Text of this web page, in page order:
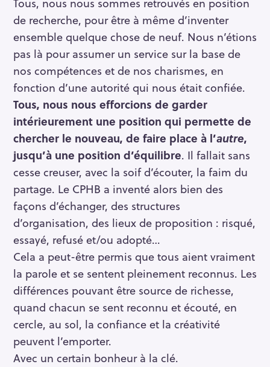
de recherche, pour être à même d’inventer
ensemble quelque chose de neuf. Nous n’étions
pas là pour assumer un service sur la base de
nos compétences et de nos charismes, en
fonction d’une autorité qui nous était confiée.
Tous, nous nous efforcions de garder
intérieurement une position qui permette de
chercher le nouveau, de faire place à l’autre,
jusqu’à une position d’équilibre. Il fallait sans
cesse creuser, avec la soif d’écouter, la faim du
partage. Le CPHB a inventé alors bien des
façons d’échanger, des structures
d’organisation, des lieux de proposition : risqué,
essayé, refusé et/ou adopté…
Cela a peut-être permis que tous aient vraiment
la parole et se sentent pleinement reconnus. Les
différences pouvant être source de richesse,
quand chacun se sent reconnu et écouté, en
cercle, au sol, la confiance et la créativité
peuvent l’emporter.
Avec un certain bonheur à la clé.
S
e
r
c
h
f
o
r
: